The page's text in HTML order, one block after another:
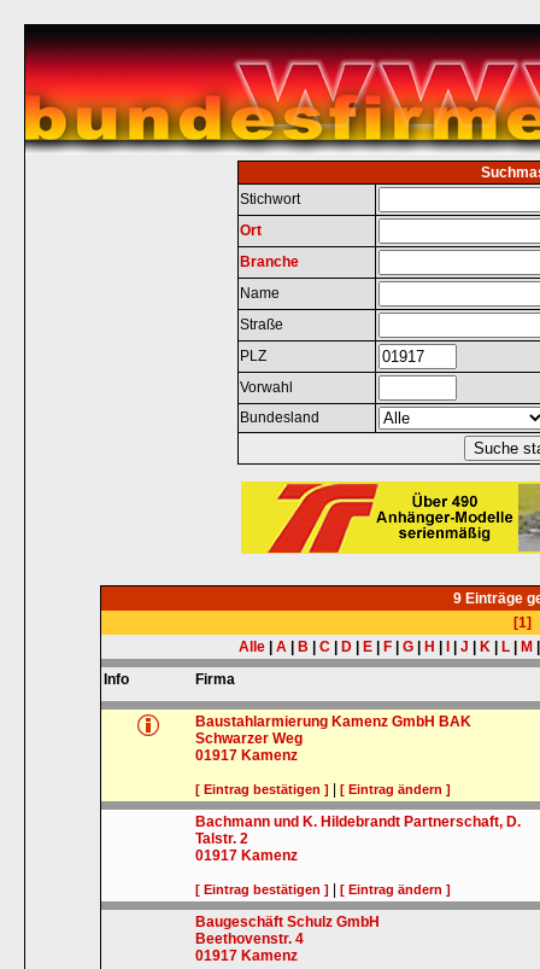
Stichwort
Ort
Branche
Name
Straße
PLZ
Vorwahl
Bundesland
9 Einträge
[1]
Alle
A B C D E F G H J K L M
Info
Firma
Baustahlarmierung Kamenz GmbH BAK
Schwarzer Weg
01917 Kamenz
[ Eintrag bestätigen ] |[ Eintrag ändern ]
Bachmann und K. Hildebrandt Partnerschaft, D.
Talstr. 2
01917 Kamenz
[ Eintrag bestätigen ] |[ Eintrag ändern ]
Baugeschäft Schulz GmbH
Beethovenstr. 4
01917 Kamenz